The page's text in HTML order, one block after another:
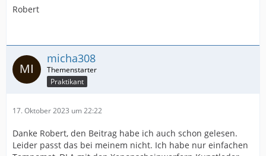
Robert
micha308
Praktikant
17. Oktober 2023 um 22:22
Danke Robert, den Beitrag habe ich auch schon gelesen.
Leider passt das bei meinem nicht. Ich habe nur einfachen